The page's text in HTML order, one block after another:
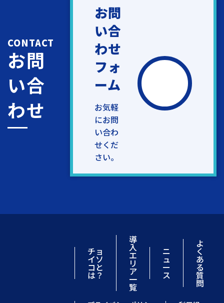
CONTACT
お問
い合
わせ
お問
い合
わせ
フォ
ーム
お気軽
にお問
い合わ
せくだ
さい。
チョ
イソ
コと
は？
導
入
エ
リ
ア
一
覧
ニ
ュ
ー
ス
よ
く
あ
る
質
問